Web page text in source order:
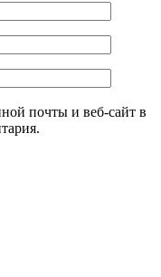
почты и веб-сайт в